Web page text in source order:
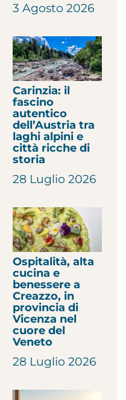
3 Agosto 2026
Carinzia: il
fascino
autentico
dell’Austria tra
laghi alpini e
città ricche di
storia
28 Luglio 2026
Ospitalità, alta
cucina e
benessere a
Creazzo, in
provincia di
Vicenza nel
cuore del
Veneto
28 Luglio 2026